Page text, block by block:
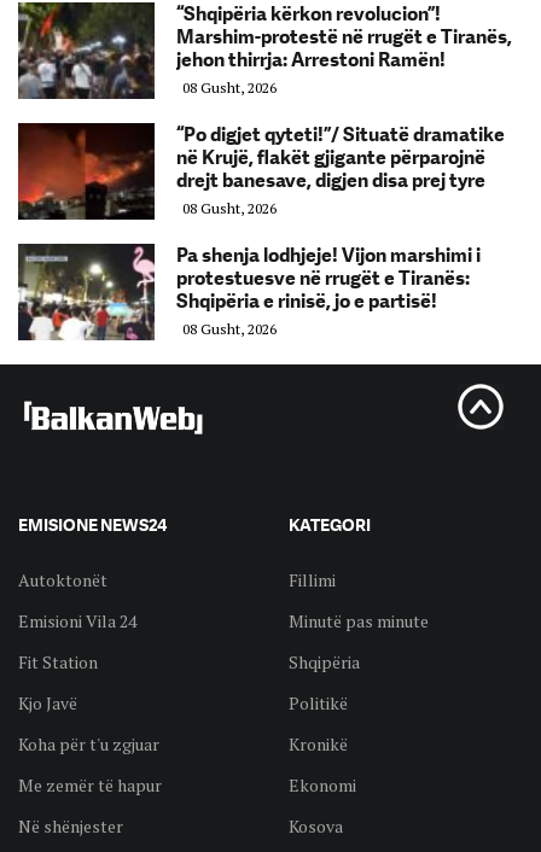
“Shqipëria kërkon revolucion”!
Marshim-protestë në rrugët e Tiranës,
jehon thirrja: Arrestoni Ramën!
08 Gusht, 2026
“Po digjet qyteti!”/ Situatë dramatike
në Krujë, flakët gjigante përparojnë
drejt banesave, digjen disa prej tyre
08 Gusht, 2026
Pa shenja lodhjeje! Vijon marshimi i
protestuesve në rrugët e Tiranës:
Shqipëria e rinisë, jo e partisë!
08 Gusht, 2026
EMISIONE NEWS24
Autoktonët
Emisioni Vila 24
Fit Station
Kjo Javë
Koha për t'u zgjuar
Me zemër të hapur
Në shënjester
KATEGORI
Fillimi
Minutë pas minute
Shqipëria
Politikë
Kronikë
Ekonomi
Kosova